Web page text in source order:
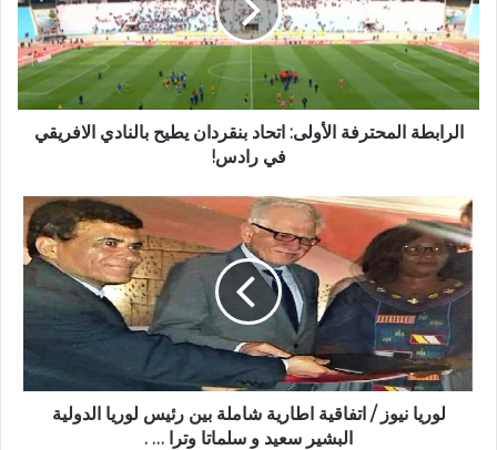
الرابطة المحترفة الأولى: اتحاد بنقردان يطيح بالنادي الافريقي
في رادس!
لوريا نيوز / اتفاقية اطارية شاملة بين رئيس لوريا الدولية
البشير سعيد و سلماتا وترا … .